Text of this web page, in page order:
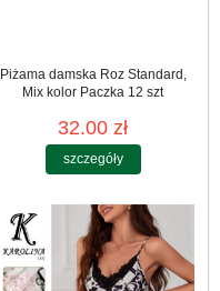
Piżama damska Roz Standard,
Mix kolor Paczka 12 szt
32.00 zł
szczegóły